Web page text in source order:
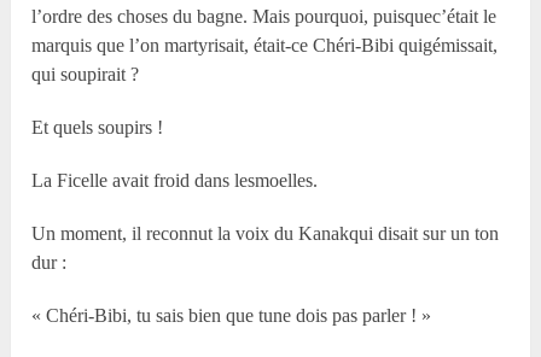
l’ordre des choses du bagne. Mais pourquoi, puisquec’était le
marquis que l’on martyrisait, était-ce Chéri-Bibi quigémissait,
qui soupirait ?
Et quels soupirs !
La Ficelle avait froid dans lesmoelles.
Un moment, il reconnut la voix du Kanakqui disait sur un ton
dur :
« Chéri-Bibi, tu sais bien que tune dois pas parler ! »